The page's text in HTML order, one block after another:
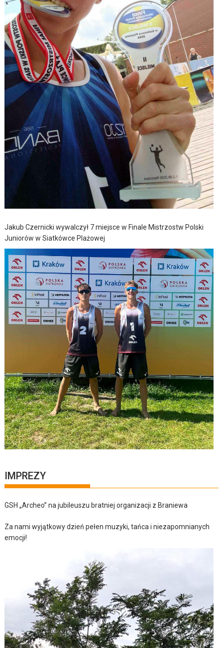
Jakub Czernicki wywalczył 7 miejsce w Finale Mistrzostw Polski
Juniorów w Siatkówce Plażowej
IMPREZY
GSH „Archeo” na jubileuszu bratniej organizacji z Braniewa
Za nami wyjątkowy dzień pełen muzyki, tańca i niezapomnianych
emocji!